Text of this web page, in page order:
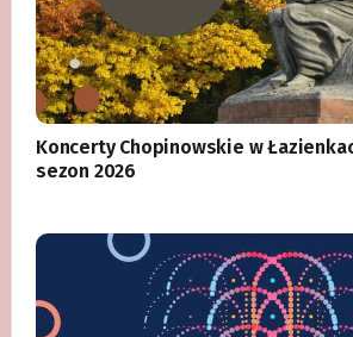
Koncerty Chopinowskie w
sezon 2026